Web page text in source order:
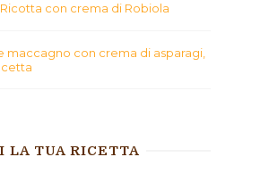
con crema di Robiola
maccagno con crema di asparagi,
LA TUA RICETTA